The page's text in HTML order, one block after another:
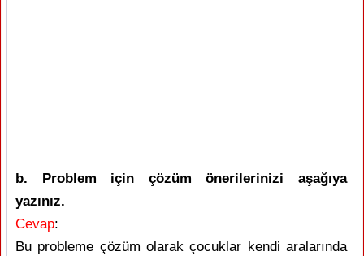
b. Problem için çözüm önerilerinizi aşağıya
yazınız.
Cevap:
Bu probleme çözüm olarak çocuklar kendi aralarında